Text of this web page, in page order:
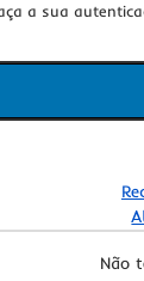
a sua
Não